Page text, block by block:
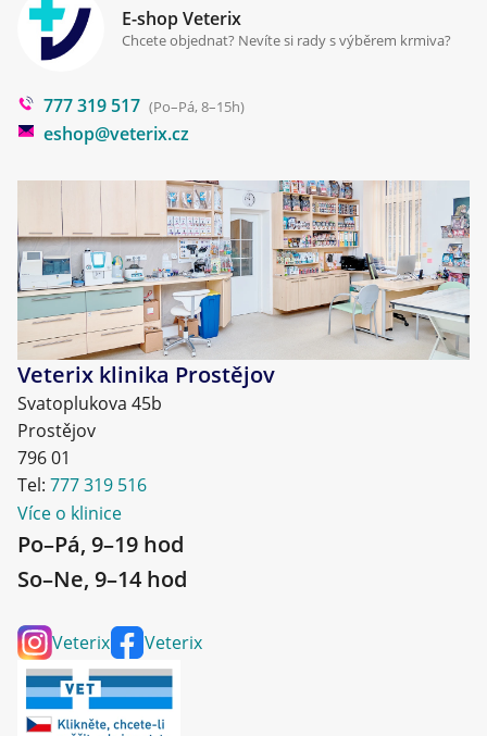
Cookies a podmínky používání
Klinika Prostějov
Poradna
Blog
E-shop Veterix
Chcete objednat? Nevíte si rady s výběrem krmiva?
777 319 517 (Po–Pá, 8–15h)
eshop@veterix.cz
Veterix klinika Prostějov
Svatoplukova 45b
Prostějov
796 01
Tel: 777 319 516
Více o klinice
Po–Pá, 9–19 hod
So–Ne, 9–14 hod
Veterix Veterix